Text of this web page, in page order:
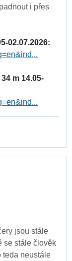
i přes
02.07.2026:
m 14.05-
jsou stále
se stále člověk
teda neustále